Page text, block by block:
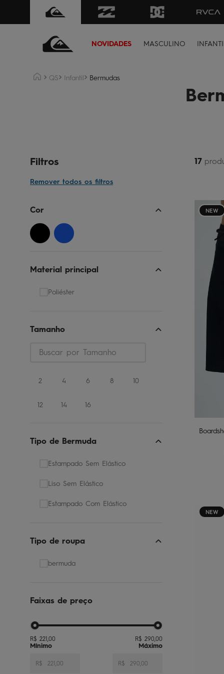
FRETE GRÁTIS para todo Brasil
NOVIDADES MASCULINO
QS Infantil Bermudas
Filtros 17
Cor Filtro
Material principal
Poliéster
Tamanho
2 4 6 8 10
12 14 16
Tipo de Bermuda
Estampado Sem Elástico
Liso Sem Elástico
Estampado Com Elástico
Tipo de roupa
bermuda
Faixas de preço
R$ R$
R$ 221,00 R$ 290,00
NEW
NEW